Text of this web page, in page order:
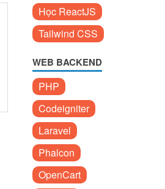
Học ReactJS
Tailwind CSS
WEB BACKEND
PHP
Codeigniter
Laravel
Phalcon
OpenCart